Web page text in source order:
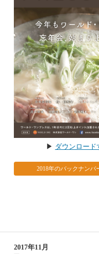
▶︎ ダウンロード
2018年のバックナンバ
2017年11月